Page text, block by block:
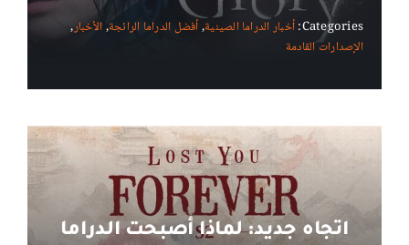
Categories: أخبار الدراما الصينية,أفضل الدراما الرائجة,الأخبار,
الإصدارات القادمة
اتجاه جديد: لماذا أصبحت الدراما